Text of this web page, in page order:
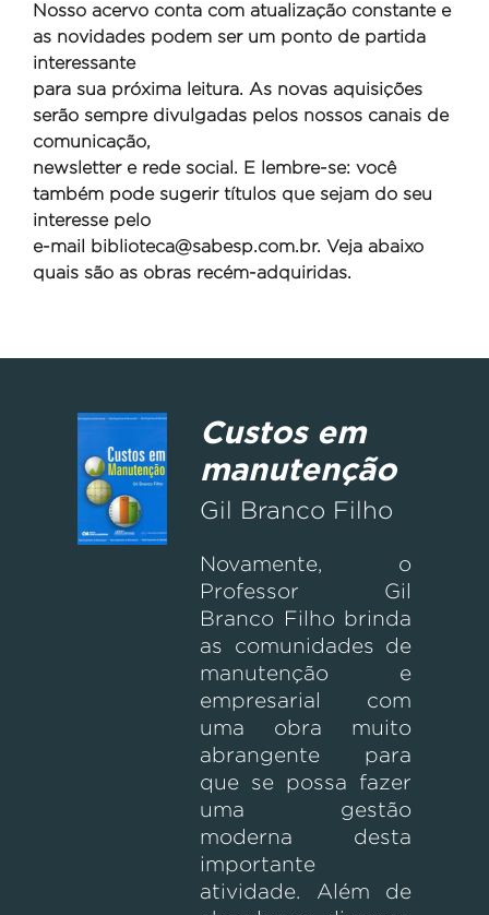
Nosso acervo conta com atualização constante e
as novidades podem ser um ponto de partida
interessante
para sua próxima leitura. As novas aquisições
serão sempre divulgadas pelos nossos canais de
comunicação,
newsletter e rede social. E lembre-se: você
também pode sugerir títulos que sejam do seu
interesse pelo
e-mail
biblioteca@sabesp.com.br. Veja abaixo
quais são as obras recém-adquiridas.
Custos em
manutenção
Gil Branco Filho
Novamente, o
Professor Gil
Branco Filho brinda
as comunidades de
manutenção e
empresarial com
uma obra muito
abrangente para
que se possa fazer
uma gestão
moderna desta
importante
atividade. Além de